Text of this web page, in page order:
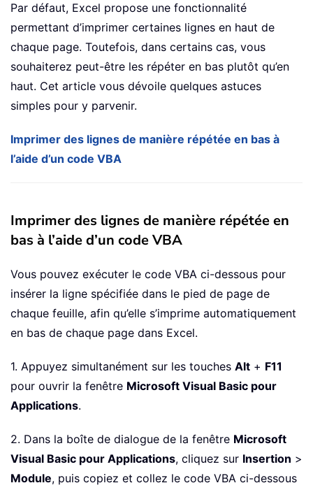
Par défaut, Excel propose une fonctionnalité
permettant d’imprimer certaines lignes en haut de
chaque page. Toutefois, dans certains cas, vous
souhaiterez peut-être les répéter en bas plutôt qu’en
haut. Cet article vous dévoile quelques astuces
simples pour y parvenir.
Imprimer des lignes de manière répétée en bas à
l’aide d’un code VBA
Imprimer des lignes de manière répétée en
bas à l’aide d’un code VBA
Vous pouvez exécuter le code VBA ci-dessous pour
insérer la ligne spécifiée dans le pied de page de
chaque feuille, afin qu’elle s’imprime automatiquement
en bas de chaque page dans Excel.
1. Appuyez simultanément sur les touches Alt + F11
pour ouvrir la fenêtre Microsoft Visual Basic pour
Applications.
2. Dans la boîte de dialogue de la fenêtre Microsoft
Visual Basic pour Applications, cliquez sur Insertion >
Module, puis copiez et collez le code VBA ci-dessous